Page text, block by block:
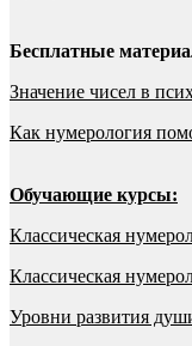
Бесплатные
Значение чисел в
Как нумерология
Обучающие курсы:
Классическая
Классическая
Уровни развития